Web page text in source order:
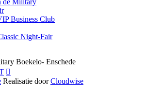
de Military
Business Club
Night-Fair
Boekelo- Enschede

Realisatie doorCloudwise